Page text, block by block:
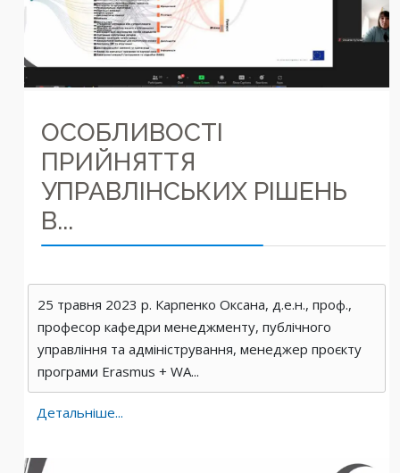
ОСОБЛИВОСТІ
ПРИЙНЯТТЯ
УПРАВЛІНСЬКИХ РІШЕНЬ
В...
25 травня 2023 р. Карпенко Оксана, д.е.н., проф.,
професор кафедри менеджменту, публічного
управління та адміністрування, менеджер проєкту
програми Erasmus + WA...
Детальніше...